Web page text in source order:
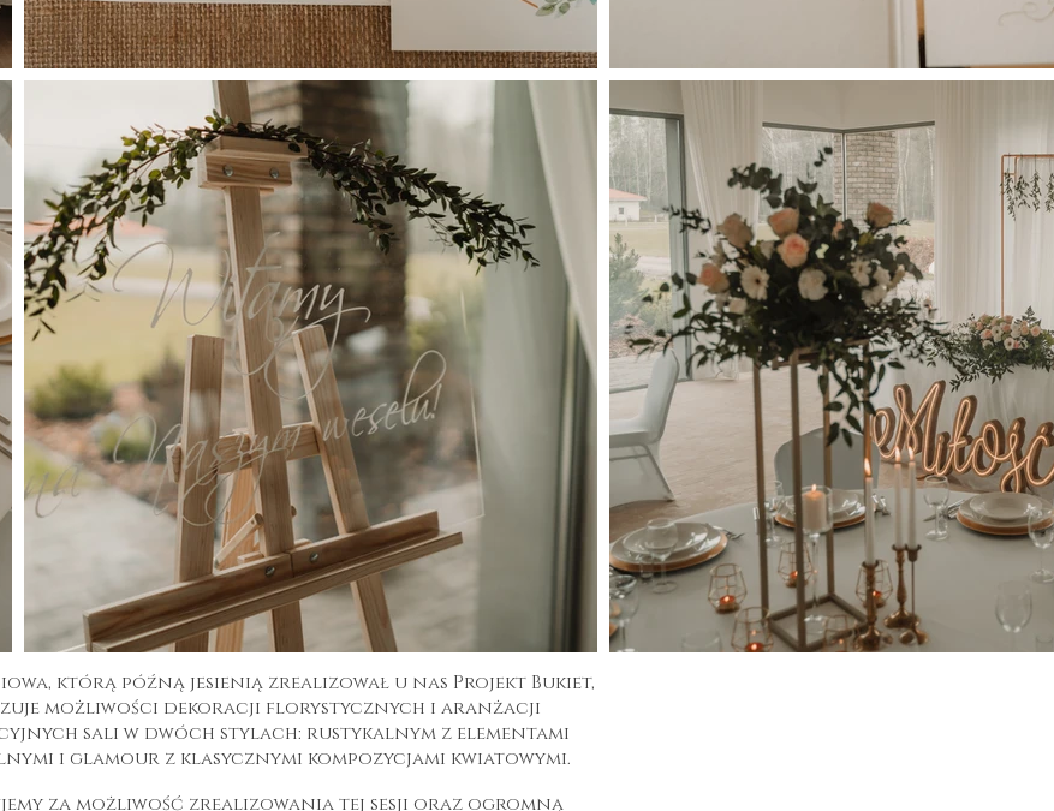
którą późną jesienią zrealizował u nas Projekt Bukiet,
możliwości dekoracji florystycznych i aranżacji
sali w dwóch stylach: rustykalnym z elementami
i glamour z klasycznymi kompozycjami kwiatowymi.
za możliwość zrealizowania tej sesji oraz ogromną